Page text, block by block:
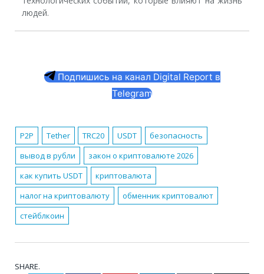
людей.
Подпишись на канал Digital Report в
Telegram
P2P Tether TRC20 USDT
безопасность
вывод в рубли
закон о криптовалюте 2026
как купить USDT
криптовалюта
налог на криптовалюту
обменник криптовалют
стейблкоин
SHARE.